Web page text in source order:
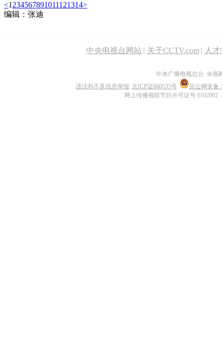
<1 234567891011121314>
编辑：张迪
中央电视台网站 | 关于CCTV.com | 人
中央广播电视总台 央视
违法和不良信息举报 京ICP证060535号
京公网安备
网上传播视听节目许可证号 0102002